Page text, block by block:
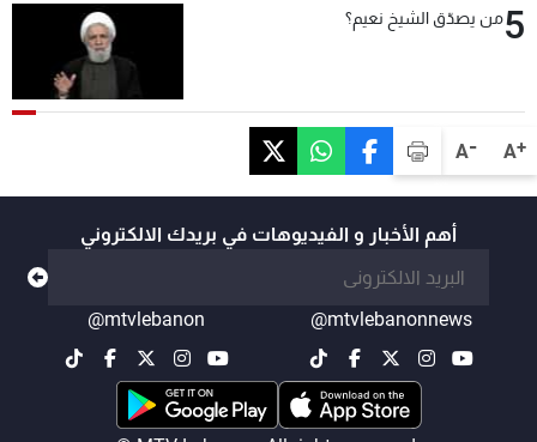
A+
A-
5من يصدّق الشيخ نعيم؟
أهم الأخبار و الفيديوهات في بريدك الالكتروني
@mtvlebanonnews
@mtvlebanon